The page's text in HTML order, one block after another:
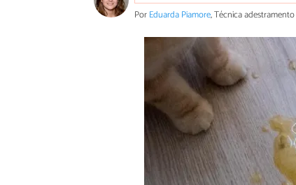
PorEduarda Piamore, Técnica